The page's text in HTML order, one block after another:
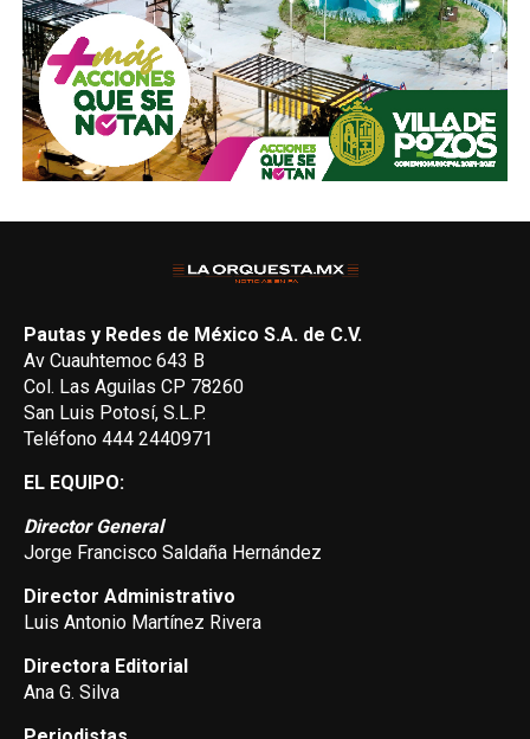
Pautas y Redes de México S.A. de C.V.
Av Cuauhtemoc 643 B
Col. Las Aguilas CP 78260
San Luis Potosí, S.L.P.
Teléfono 444 2440971
EL EQUIPO:
Director General
Jorge Francisco Saldaña Hernández
Director Administrativo
Luis Antonio Martínez Rivera
Directora Editorial
Ana G. Silva